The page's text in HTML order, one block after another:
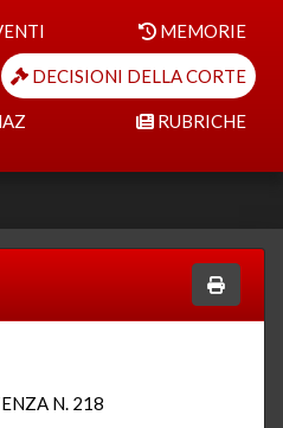
MEMORIE
DECISIONI DELLA CORTE
RUBRICHE
N. 218